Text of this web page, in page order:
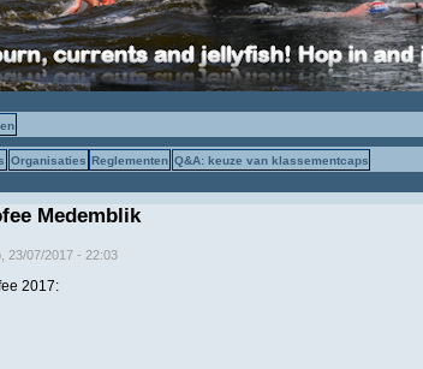
Organisaties Reglementen Q&A: keuze van klassementcaps
Medemblik
23/07/2017 - 22:03
2017: